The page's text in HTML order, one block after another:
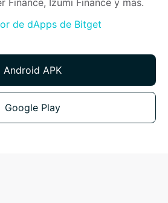
Finance, Izumi Finance y más.
de dApps de Bitget
Android APK
Google Play